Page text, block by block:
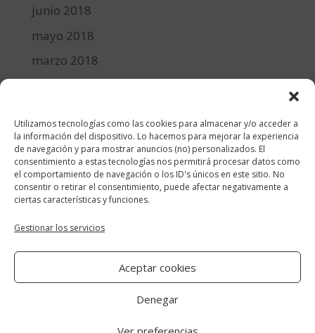
Utilizamos tecnologías como las cookies para almacenar y/o acceder a
la información del dispositivo. Lo hacemos para mejorar la experiencia
de navegación y para mostrar anuncios (no) personalizados. El
consentimiento a estas tecnologías nos permitirá procesar datos como
el comportamiento de navegación o los ID's únicos en este sitio. No
consentir o retirar el consentimiento, puede afectar negativamente a
ciertas características y funciones.
Gestionar los servicios
Aceptar cookies
Denegar
junio 2018
mayo 2018
marzo 2018
diciembre 2017
Categorías
cocina y recetas
general
lifestyle
manualidades-diy